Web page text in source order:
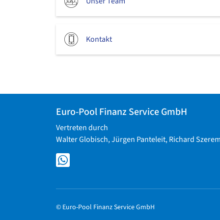
Kontakt
Euro-Pool Finanz Service GmbH
Vertreten durch
Walter Globisch, Jürgen Panteleit, Richard
© Euro-Pool Finanz Service GmbH